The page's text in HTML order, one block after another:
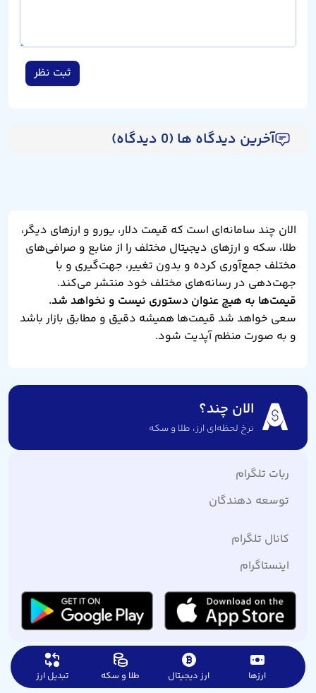
ارزها ارز دیجیتال طلا و سکه تبدیل ارز
ثبت نظر
آخرین دیدگاه ها (0 دیدگاه)
الان چند سامانه‌ای است که قیمت دلار، یورو و ارزهای دیگر،
طلا، سکه و ارزهای دیجیتال مختلف را از منابع و صرافی‌های
مختلف جمع‌آوری کرده و بدون تغییر، جهت‌گیری و با
جهت‌دهی در رسانه‌های مختلف خود منتشر می‌کند.
قیمت‌ها به هیچ عنوان دستوری نیست و نخواهد شد.
سعی خواهد شد قیمت‌ها همیشه دقیق و مطابق بازار باشد
و به صورت منظم آپدیت شود.
الان چند؟
نرخ لحظه‌ای ارز،‌ طلا و سکه
ربات تلگرام
توسعه دهندگان
کانال تلگرام
اینستاگرام